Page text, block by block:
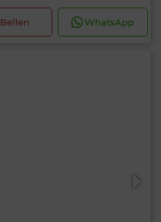
Bellen WhatsApp